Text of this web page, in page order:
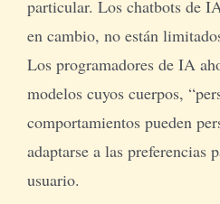
particular. Los chatbots de
en cambio, no están
Los programadores de IA
modelos cuyos cuerpos,
comportamientos pueden
adaptarse a las preferencias
usuario.